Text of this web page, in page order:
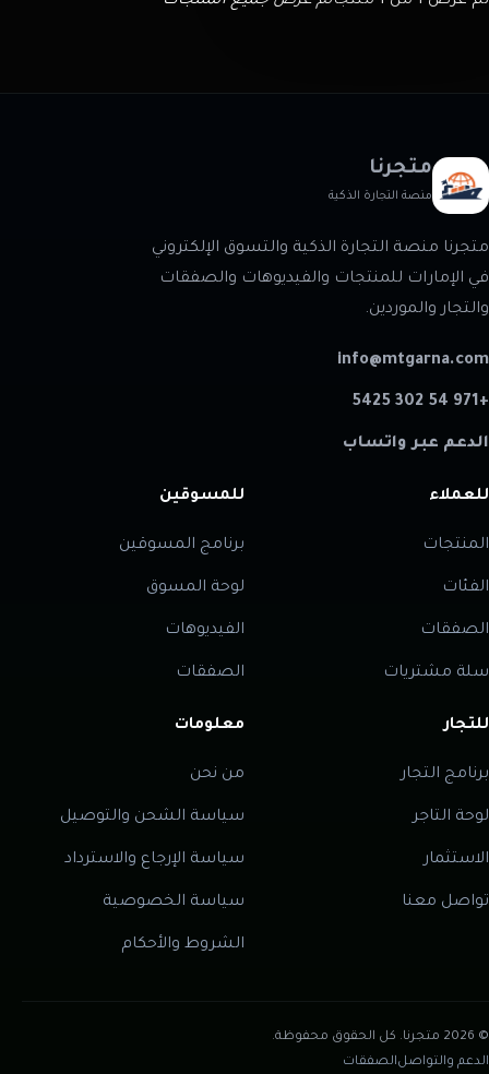
متجرنا
منصة التجارة الذكية
متجرنا منصة التجارة الذكية والتسوق الإلكتروني
في الإمارات للمنتجات والفيديوهات والصفقات
والتجار والموردين.
info@mtgarna.com
+971 54 302 5425
الدعم عبر واتساب
للعملاء
المنتجات
الفئات
الصفقات
سلة مشتريات
للمسوقين
برنامج المسوقين
لوحة المسوق
الفيديوهات
الصفقات
للتجار
برنامج التجار
لوحة التاجر
الاستثمار
تواصل معنا
معلومات
من نحن
سياسة الشحن والتوصيل
سياسة الإرجاع والاسترداد
سياسة الخصوصية
الشروط والأحكام
©
2026 متجرنا. كل الحقوق محفوظة.
الدعم والتواصلالصفقات